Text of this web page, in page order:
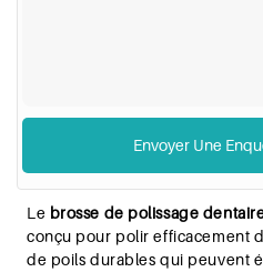
Envoyer Une
Le brosse de polissage
conçu pour polir efficacement
de poils durables qui peuvent